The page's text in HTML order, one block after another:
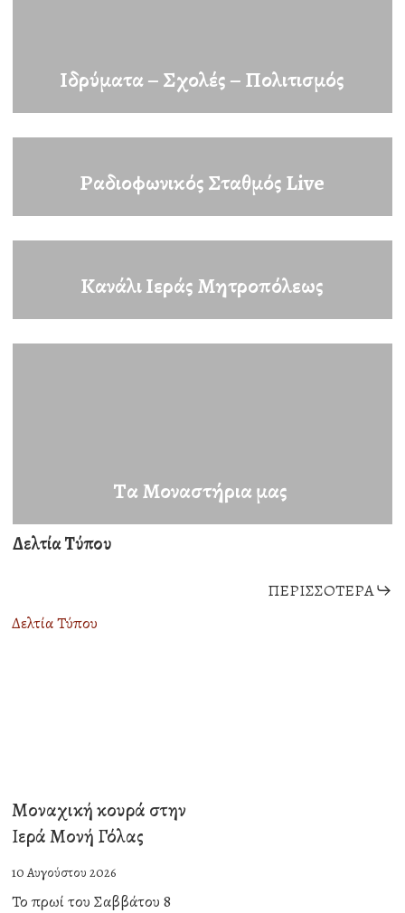
Ιδρύματα – Σχολές – Πολιτισμός
Ραδιοφωνικός ΣταθμόςLive
Κανάλι Ιεράς Μητροπόλεως
Τα Μοναστήρια μας
Δελτία Τύπου
ΠΕΡΙΣΣΌΤΕΡΑ
Δελτία Τύπου
Μοναχική
κουρά
στην
Ιερά
Μοναχική κουρά στην
Ιερά Μονή Γόλας
10 Αυγούστου 2026
Το πρωί του Σαββάτου 8